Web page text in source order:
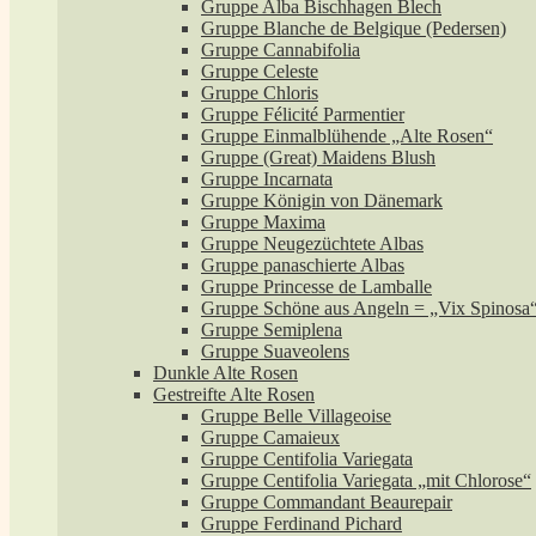
Gruppe Alba Bischhagen Blech
Gruppe Blanche de Belgique (Pedersen)
Gruppe Cannabifolia
Gruppe Celeste
Gruppe Chloris
Gruppe Félicité Parmentier
Gruppe Einmalblühende „Alte Rosen“
Gruppe (Great) Maidens Blush
Gruppe Incarnata
Gruppe Königin von Dänemark
Gruppe Maxima
Gruppe Neugezüchtete Albas
Gruppe panaschierte Albas
Gruppe Princesse de Lamballe
Gruppe Schöne aus Angeln = „Vix
Gruppe Semiplena
Gruppe Suaveolens
Dunkle Alte Rosen
Gestreifte Alte Rosen
Gruppe Belle Villageoise
Gruppe Camaieux
Gruppe Centifolia Variegata
Gruppe Centifolia Variegata „mit Chlorose“
Gruppe Commandant Beaurepair
Gruppe Ferdinand Pichard